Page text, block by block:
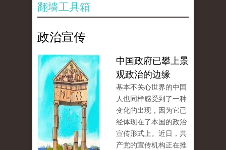
翻墙工具箱
政治宣传
中国政府已攀上景
观政治的边缘
基本不关心世界的中国
人也同样感受到了一种
变化的出现，因为它已
经体现在了本国的政治
宣传形式上。近日，共
产党的宣传机构正在推